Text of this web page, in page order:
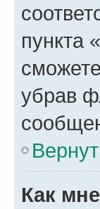
пункта
убрав
Как